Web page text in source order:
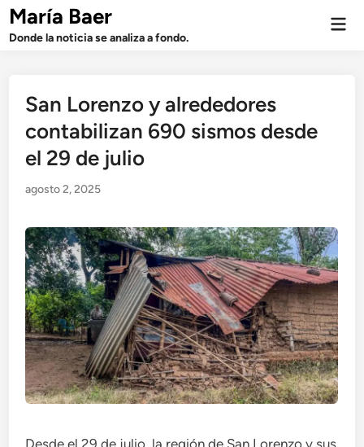
Saltar
contenido
María Baer
Donde la noticia se analiza a fondo.
San Lorenzo y alrededores
contabilizan 690 sismos desde
el 29 de julio
agosto 2, 2025
Desde el 29 de julio, la región de San Lorenzo y sus